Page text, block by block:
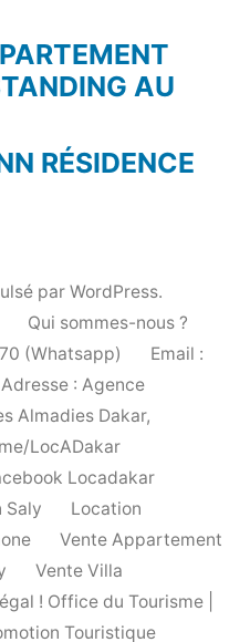
AU
RÉSIDENCE
par WordPress.
Qui sommes-nous ?
(Whatsapp)
Email :
Adresse : Agence
Almadies Dakar,
LocADakar
Locadakar
Saly
Location
Vente Appartement
Vente Villa
! Office du Tourisme |
Touristique